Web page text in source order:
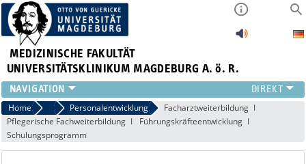
MEDIZINISCHE FAKULTÄT
UNIVERSITÄTSKLINIKUM MAGDEBURG A. ö. R.
INSTITUTE
KLINIKEN
ZENTRALE EINRICHTUNGEN
Home KarrierePersonalentwicklung
Facharztweiterbildung
Pflegerische Fachweiterbildung
Führungskräfteentwicklung
Schulungsprogramm